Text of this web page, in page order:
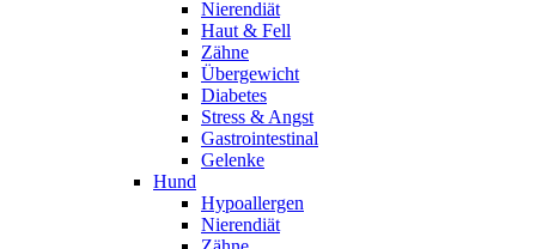
Nierendiät
Haut & Fell
Zähne
Übergewicht
Diabetes
Stress & Angst
Gastrointestinal
Gelenke
Hund
Hypoallergen
Nierendiät